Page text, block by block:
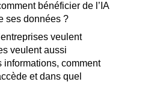
bénéficier de l’IA
ses données ?
veulent
veulent aussi
informations, comment
et dans quel